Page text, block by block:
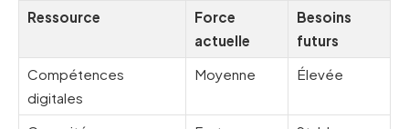
Ressource
Force
actuelle
Besoins
futurs
Compétences
digitales
Moyenne Élevée